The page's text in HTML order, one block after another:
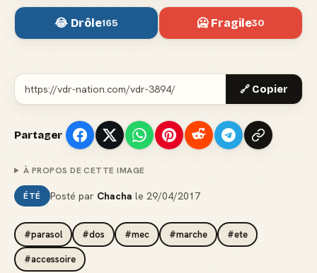
😂 Drôle165 🥶 Fragile30
🔗 Copier
Partager
À PROPOS DE CETTE IMAGE
ÉTÉ Posté par Chacha le 29/04/2017
#parasol #dos #mec #marche #ete
#accessoire